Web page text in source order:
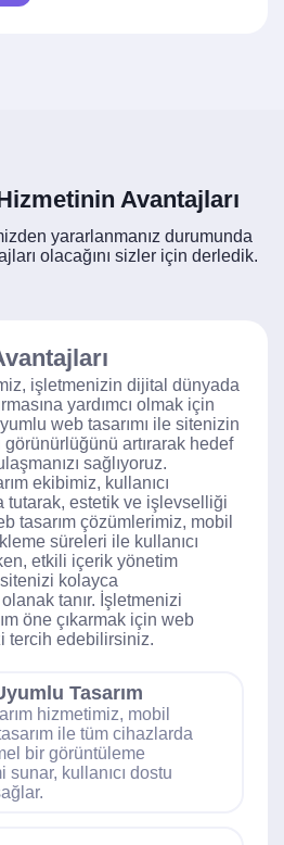
Avantajları
yararlanmanız durumunda
olacağını sizler için derledik.
işletmenizin dijital dünyada
yardımcı olmak için
web tasarımı ile sitenizin
artırarak hedef
sağlıyoruz.
ekibimiz, kullanıcı
tutarak, estetik ve işlevselliği
tasarım çözümlerimiz, mobil
süreleri ile kullanıcı
etkili içerik yönetim
kolayca
tanır. İşletmenizi
öne çıkarmak için web
tercih edebilirsiniz.
Tasarım
hizmetimiz, mobil
ile tüm cihazlarda
bir görüntüleme
sunar, kullanıcı dostu